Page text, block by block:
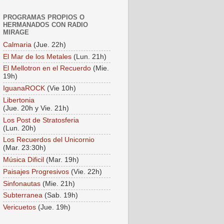
PROGRAMAS PROPIOS O
HERMANADOS CON RADIO
MIRAGE
Calmaria (Jue. 22h)
El Mar de los Metales (Lun. 21h)
El Mellotron en el Recuerdo (Mie.
19h)
IguanaROCK (Vie 10h)
Libertonia
(Jue. 20h y Vie. 21h)
Los Post de Stratosferia
(Lun. 20h)
Los Recuerdos del Unicornio
(Mar. 23:30h)
Música Dificil (Mar. 19h)
Paisajes Progresivos (Vie. 22h)
Sinfonautas (Mie. 21h)
Subterranea (Sab. 19h)
Vericuetos (Jue. 19h)